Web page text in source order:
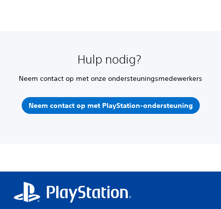
Hulp nodig?
Neem contact op met onze ondersteuningsmedewerkers
Neem contact op met PlayStation-ondersteuning